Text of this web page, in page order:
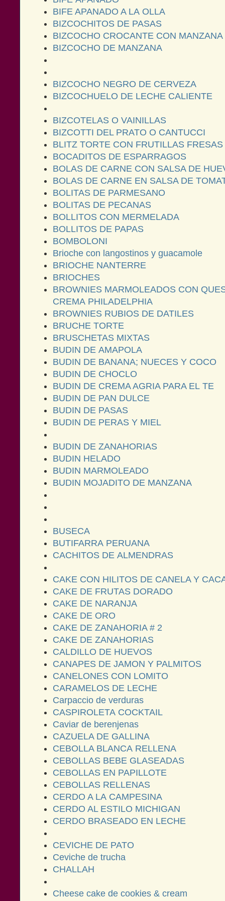
BIFE APANADO A LA OLLA
BIZCOCHITOS DE PASAS
BIZCOCHO CROCANTE CON MANZANA
BIZCOCHO DE MANZANA
BIZCOCHO NEGRO DE CERVEZA
BIZCOCHUELO DE LECHE CALIENTE
BIZCOTELAS O VAINILLAS
BIZCOTTI DEL PRATO O CANTUCCI
BLITZ TORTE CON FRUTILLAS FRESAS
BOCADITOS DE ESPARRAGOS
BOLAS DE CARNE CON SALSA DE
BOLAS DE CARNE EN SALSA DE
BOLITAS DE PARMESANO
BOLITAS DE PECANAS
BOLLITOS CON MERMELADA
BOLLITOS DE PAPAS
BOMBOLONI
Brioche con langostinos y guacamole
BRIOCHE NANTERRE
BRIOCHES
BROWNIES MARMOLEADOS CON
CREMA PHILADELPHIA
BROWNIES RUBIOS DE DATILES
BRUCHE TORTE
BRUSCHETAS MIXTAS
BUDIN DE AMAPOLA
BUDIN DE BANANA; NUECES Y COCO
BUDIN DE CHOCLO
BUDIN DE CREMA AGRIA PARA EL TE
BUDIN DE PAN DULCE
BUDIN DE PASAS
BUDIN DE PERAS Y MIEL
BUDIN DE ZANAHORIAS
BUDIN HELADO
BUDIN MARMOLEADO
BUDIN MOJADITO DE MANZANA
BUSECA
BUTIFARRA PERUANA
CACHITOS DE ALMENDRAS
CAKE CON HILITOS DE CANELA Y
CAKE DE FRUTAS DORADO
CAKE DE NARANJA
CAKE DE ORO
CAKE DE ZANAHORIA # 2
CAKE DE ZANAHORIAS
CALDILLO DE HUEVOS
CANAPES DE JAMON Y PALMITOS
CANELONES CON LOMITO
CARAMELOS DE LECHE
Carpaccio de verduras
CASPIROLETA COCKTAIL
Caviar de berenjenas
CAZUELA DE GALLINA
CEBOLLA BLANCA RELLENA
CEBOLLAS BEBE GLASEADAS
CEBOLLAS EN PAPILLOTE
CEBOLLAS RELLENAS
CERDO A LA CAMPESINA
CERDO AL ESTILO MICHIGAN
CERDO BRASEADO EN LECHE
CEVICHE DE PATO
Ceviche de trucha
CHALLAH
Cheese cake de cookies & cream